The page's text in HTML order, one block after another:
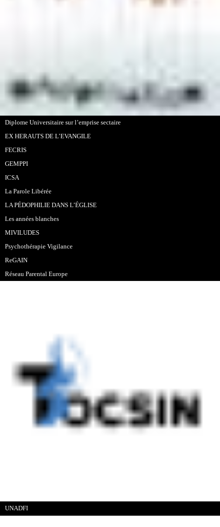
Diplome Universitaire sur l’emprise sectaire
EX HERAUTS DE L’EVANGILE
FECRIS
GEMPPI
ICSA
La Parole Libérée
LA PÉDOPHILIE DANS L’ÉGLISE
Les années blanches
MIVILUDES
Psychothérapie Vigilance
ReGAIN
Réseau Parental Europe
UNADFI